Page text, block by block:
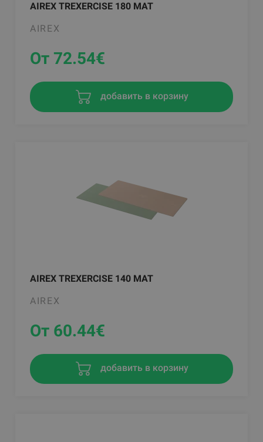
AIREX TREXERCISE 180 MAT
AIREX
От 72.54€
добавить в корзину
AIREX TREXERCISE 140 MAT
AIREX
От 60.44€
добавить в корзину